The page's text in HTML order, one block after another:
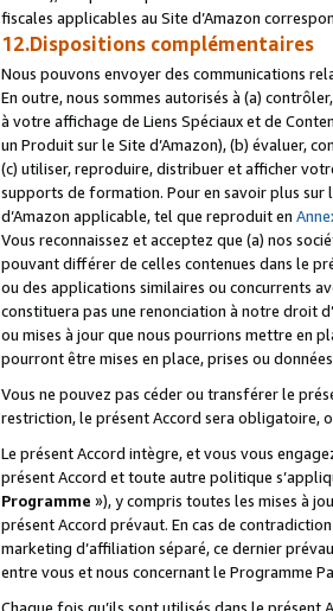
fiscales applicables au Site d’Amazon
12.Dispositions complémentaires
Nous pouvons envoyer des communications
En outre, nous sommes autorisés à (a)
à votre affichage de Liens Spéciaux et de
un Produit sur le Site d’Amazon), (b) évaluer,
(c) utiliser, reproduire, distribuer et afficher
supports de formation. Pour en savoir plus sur
d’Amazon applicable, tel que reproduit en
Vous reconnaissez et acceptez que (a) nos
pouvant différer de celles contenues dans le
ou des applications similaires ou concurrents
constituera pas une renonciation à notre droit
ou mises à jour que nous pourrions mettre en
pourront être mises en place, prises ou
Vous ne pouvez pas céder ou transférer le
restriction, le présent Accord sera obligatoire,
Le présent Accord intègre, et vous vous
présent Accord et toute autre politique
Programme »), y compris toutes les mises à
présent Accord prévaut. En cas de
marketing d’affiliation séparé, ce dernier
entre vous et nous concernant le Programme